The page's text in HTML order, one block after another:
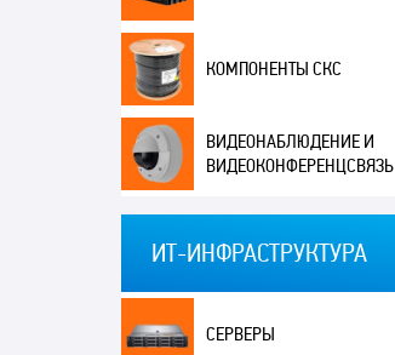
КОМПОНЕНТЫ СКС
ВИДЕОНАБЛЮДЕНИЕ И
ВИДЕОКОНФЕРЕНЦСВЯЗЬ
ИТ-ИНФРАСТРУКТУРА
СЕРВЕРЫ